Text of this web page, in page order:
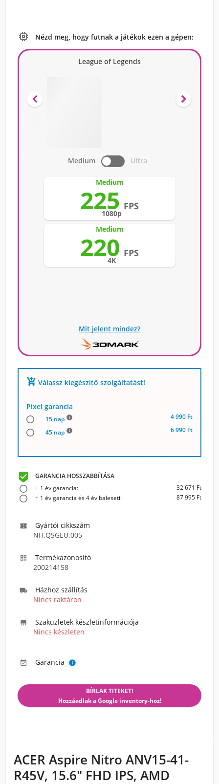
 Nézd meg, hogy futnak a játékok ezen a gépen:
League of Legends
 
Medium Ultra
Medium
225 FPS
1080p
Medium
220 FPS
4K
Mit jelent mindez?
add_shopping_cart Válassz kiegészítő szolgáltatást!
Pixel garancia
15 nap info
4 990 Ft
45 nap info 6 990 Ft

GARANCIA HOSSZABBÍTÁSA
+ 1 év garancia:
32 671 Ft
+ 1 év garancia és 4 év baleseti:
87 995 Ft

Gyártói cikkszám
NH.QSGEU.005

Termékazonosító
200214158

Házhoz szállítás
Nincs raktáron

Szaküzletek készletinformációja
Nincs készleten
 Garancia 
BÍRLAK TITEKET!
Hozzáadlak a Google inventory-hoz!
ACER Aspire Nitro ANV15-41-
R45V, 15.6" FHD IPS, AMD